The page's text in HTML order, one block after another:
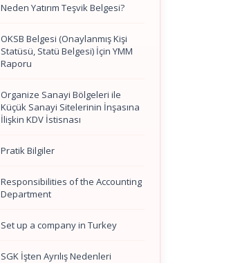
Neden Yatırım Teşvik Belgesi?
OKSB Belgesi (Onaylanmış Kişi
Statüsü, Statü Belgesi) İçin YMM
Raporu
Organize Sanayi Bölgeleri ile
Küçük Sanayi Sitelerinin İnşasına
İlişkin KDV İstisnası
Pratik Bilgiler
Responsibilities of the Accounting
Department
Set up a company in Turkey
SGK İşten Ayrılış Nedenleri